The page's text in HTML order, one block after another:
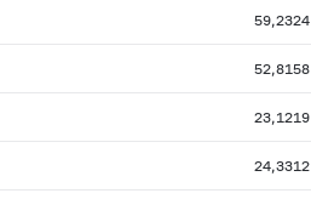
59,2324
52,8158
23,1219
24,3312